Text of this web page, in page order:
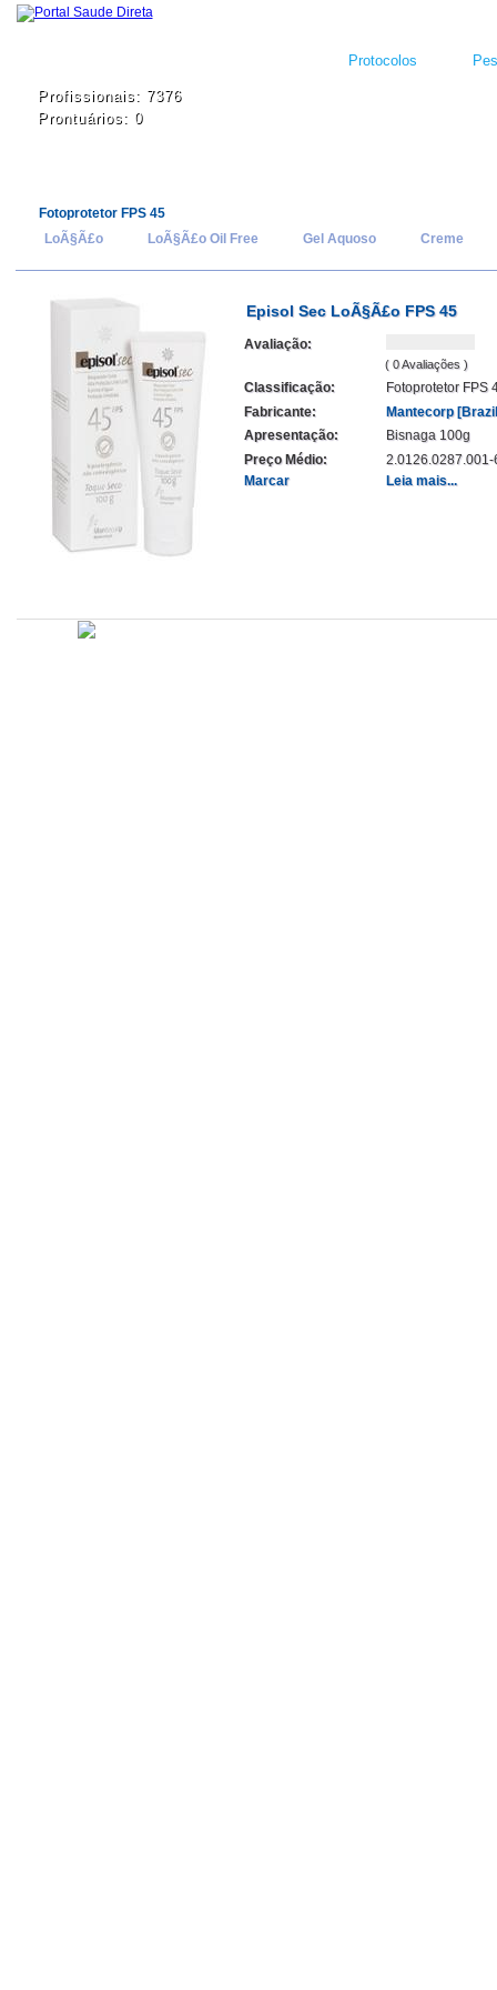
Protocolos
Profissionais: 7376
Prontuários: 0
Fotoprotetor FPS 45
LoÃ§Ã£o
LoÃ§Ã£o Oil Free Gel Aquoso Creme
Episol Sec LoÃ§Ã£o FPS 45
Avaliação:
( 0 Avaliações )
Classificação:
Fotoprotetor FPS
Fabricante:
Mantecorp
Apresentação:
Bisnaga 100g
Preço Médio:
2.0126.0287.001-
Marcar
Leia mais...